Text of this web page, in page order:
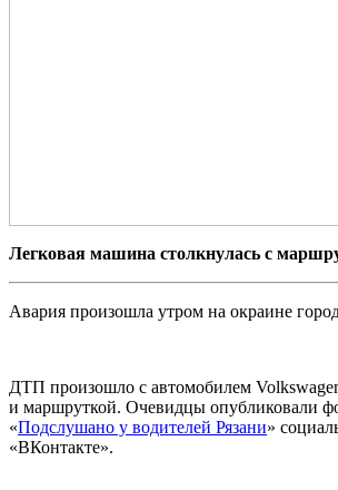
Легковая машина столкнулась с
Авария произошла утром на окраине
ДТП произошло с автомобилем
и маршруткой. Очевидцы опубликовали
«Подслушано у водителей Рязани»
«ВКонтакте».